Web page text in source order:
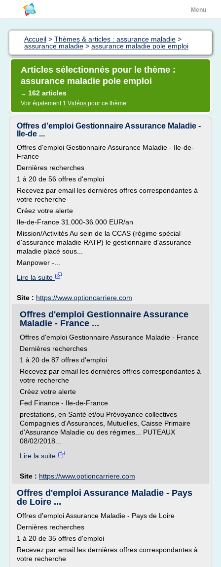
Menu
Accueil > Thèmes & articles : assurance maladie >
assurance maladie > assurance maladie pole emploi
Articles sélectionnés pour le thème :
assurance maladie pole emploi
→ 162 articles
Voir également 1 Vidéos pour ce thème
Offres d'emploi Gestionnaire Assurance Maladie -
Ile-de ...
Offres d'emploi Gestionnaire Assurance Maladie - Ile-de-
France
Dernières recherches
1 à 20 de 56 offres d'emploi
Recevez par email les dernières offres correspondantes à
votre recherche
Créez votre alerte
Ile-de-France 31.000-36.000 EUR/an
Mission/Activités Au sein de la CCAS (régime spécial
d'assurance maladie RATP) le gestionnaire d'assurance
maladie placé sous...
Manpower -...
Lire la suite
Site : https://www.optioncarriere.com
Offres d'emploi Gestionnaire Assurance
Maladie - France ...
Offres d'emploi Gestionnaire Assurance Maladie - France
Dernières recherches
1 à 20 de 87 offres d'emploi
Recevez par email les dernières offres correspondantes à
votre recherche
Créez votre alerte
Fed Finance - Ile-de-France
prestations, en Santé et/ou Prévoyance collectives
Compagnies d'Assurances, Mutuelles, Caisse Primaire
d'Assurance Maladie ou des régimes... PUTEAUX
08/02/2018...
Lire la suite
Site : https://www.optioncarriere.com
Offres d'emploi Assurance Maladie - Pays
de Loire ...
Offres d'emploi Assurance Maladie - Pays de Loire
Dernières recherches
1 à 20 de 35 offres d'emploi
Recevez par email les dernières offres correspondantes à
votre recherche